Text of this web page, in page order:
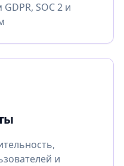
SOC 2 и
и